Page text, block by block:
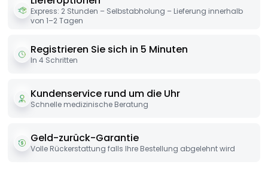
Express: 2 Stunden – Selbstabholung – Lieferung innerhalb
von 1–2 Tagen
Registrieren Sie sich in 5 Minuten
In 4 Schritten
Kundenservice rund um die Uhr
Schnelle medizinische Beratung
Geld-zurück-Garantie
Volle Rückerstattung falls Ihre Bestellung abgelehnt wird